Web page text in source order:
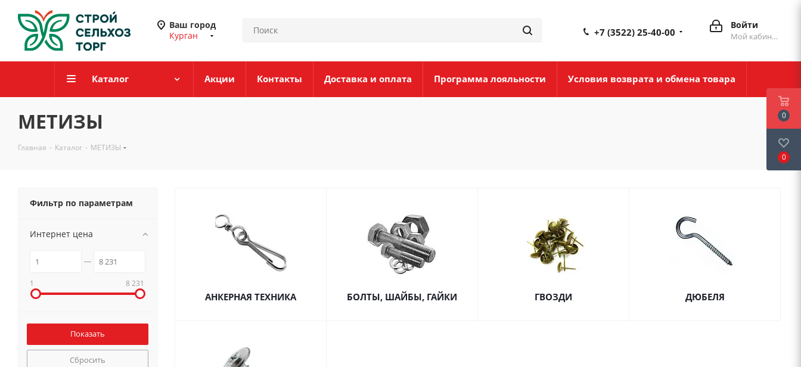
Ваш город
Курган
Войти
Мой кабинет
+7 (3522) 25-40-00
Каталог Акции Контакты Доставка и оплата Программа лояльности Условия возврата и обмена товара
МЕТИЗЫ
Главная - Каталог - МЕТИЗЫ
АНКЕРНАЯ ТЕХНИКА БОЛТЫ, ШАЙБЫ, ГАЙКИ ГВОЗДИ ДЮБЕЛЯ
Фильтр по параметрам
Интернет цена
1 8 231
Сбросить
0
0